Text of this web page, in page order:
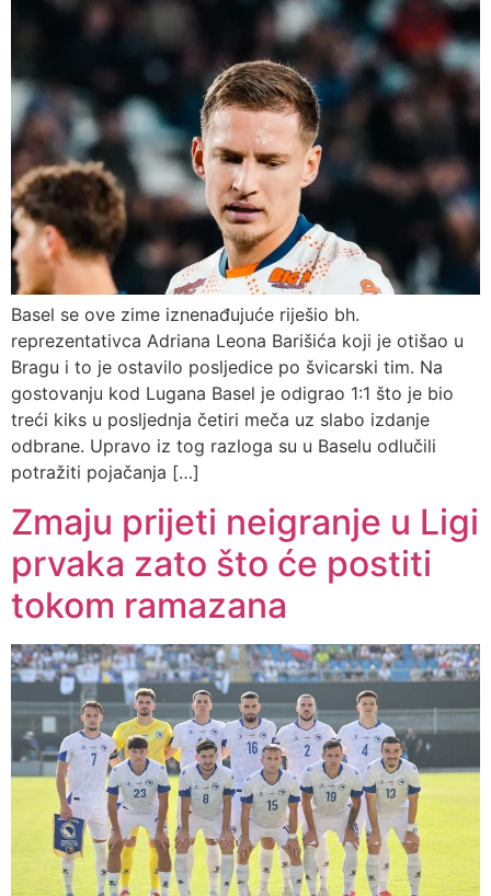
Basel se ove zime iznenađujuće riješio bh.
reprezentativca Adriana Leona Barišića koji je otišao u
Bragu i to je ostavilo posljedice po švicarski tim. Na
gostovanju kod Lugana Basel je odigrao 1:1 što je bio
treći kiks u posljednja četiri meča uz slabo izdanje
odbrane. Upravo iz tog razloga su u Baselu odlučili
potražiti pojačanja […]
Zmaju prijeti neigranje u Ligi
prvaka zato što će postiti
tokom ramazana